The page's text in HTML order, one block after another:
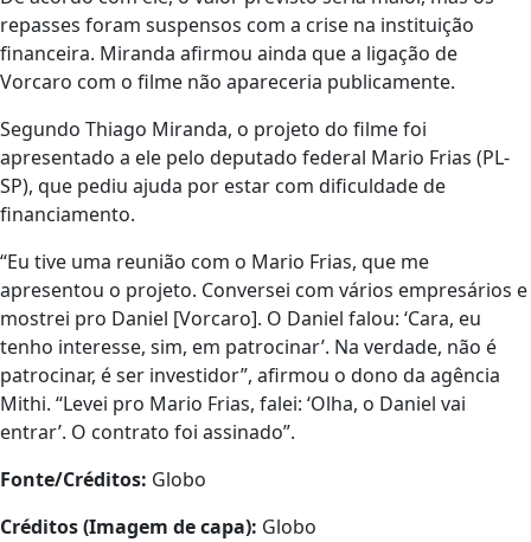
repasses foram suspensos com a crise na instituição
financeira. Miranda afirmou ainda que a ligação de
Vorcaro com o filme não apareceria publicamente.
Segundo Thiago Miranda, o projeto do filme foi
apresentado a ele pelo deputado federal Mario Frias (PL-
SP), que pediu ajuda por estar com dificuldade de
financiamento.
“Eu tive uma reunião com o Mario Frias, que me
apresentou o projeto. Conversei com vários empresários e
mostrei pro Daniel [Vorcaro]. O Daniel falou: ‘Cara, eu
tenho interesse, sim, em patrocinar’. Na verdade, não é
patrocinar, é ser investidor”, afirmou o dono da agência
Mithi. “Levei pro Mario Frias, falei: ‘Olha, o Daniel vai
entrar’. O contrato foi assinado”.
Fonte/Créditos: Globo
Créditos (Imagem de capa): Globo